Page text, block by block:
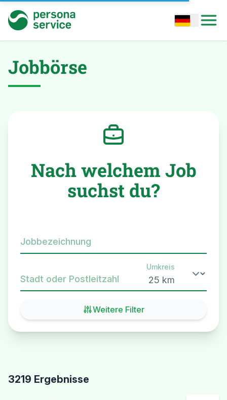
persona service Open options
Jobbörse
Nach welchem Job
suchst du?
Jobbezeichnung
Stadt oder Postleitzahl
Umkreis
Weitere Filter
3219 Ergebnisse